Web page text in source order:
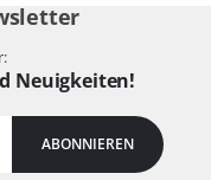
Neuigkeiten!
ABONNIEREN